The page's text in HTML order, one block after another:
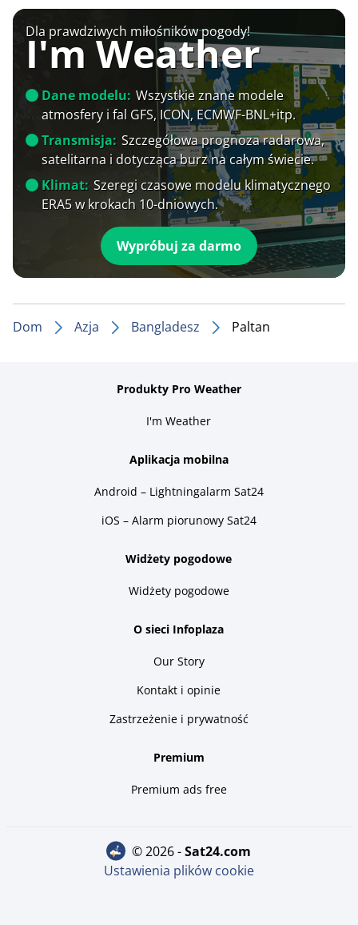
Dla prawdziwych miłośników pogody!
I'm Weather
Dane modelu: Wszystkie znane modele
atmosfery i fal GFS, ICON, ECMWF-BNL+itp.
Transmisja: Szczegółowa prognoza radarowa,
satelitarna i dotycząca burz na całym świecie.
Klimat: Szeregi czasowe modelu klimatycznego
ERA5 w krokach 10-dniowych.
Wypróbuj za darmo
Dom Azja Bangladesz Paltan
Produkty Pro Weather
I'm Weather
Aplikacja mobilna
Android – Lightningalarm Sat24
iOS – Alarm piorunowy Sat24
Widżety pogodowe
Widżety pogodowe
O sieci Infoplaza
Our Story
Kontakt i opinie
Zastrzeżenie i prywatność
Premium
Premium ads free
© 2026 - sat24.com
Ustawienia plików cookie